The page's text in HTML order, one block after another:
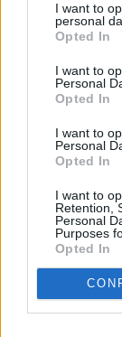
I want to
personal
Opted In
I want to
Personal
Opted In
I want to
Personal
Opted In
I want to
Retention,
Personal
Purposes
Opted In